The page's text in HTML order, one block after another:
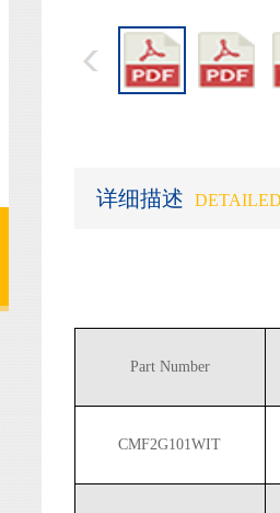
详细描述
Part Number
CMF2G101WIT